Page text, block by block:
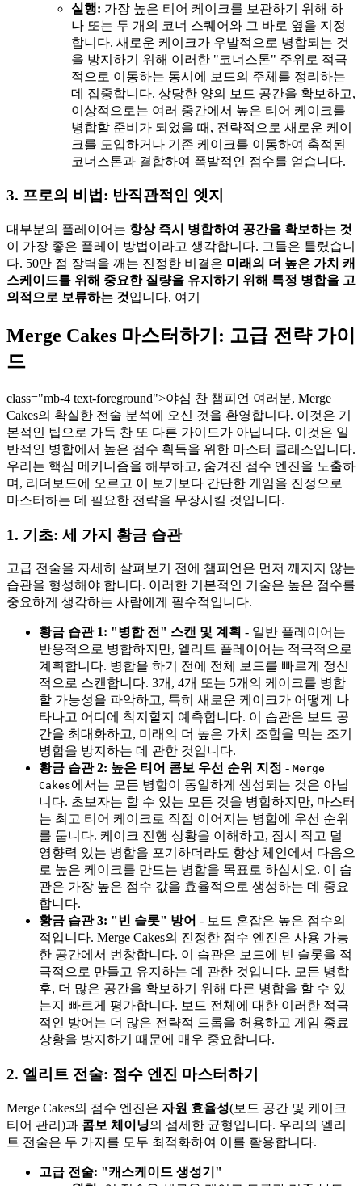
실행: 가장 높은 티어 케이크를 보관하기 위해 하
나 또는 두 개의 코너 스퀘어와 그 바로 옆을 지정
합니다. 새로운 케이크가 우발적으로 병합되는 것
을 방지하기 위해 이러한 "코너스톤" 주위로 적극
적으로 이동하는 동시에 보드의 주체를 정리하는
데 집중합니다. 상당한 양의 보드 공간을 확보하고,
이상적으로는 여러 중간에서 높은 티어 케이크를
병합할 준비가 되었을 때, 전략적으로 새로운 케이
크를 도입하거나 기존 케이크를 이동하여 축적된
코너스톤과 결합하여 폭발적인 점수를 얻습니다.
3. 프로의 비법: 반직관적인 엣지
대부분의 플레이어는 항상 즉시 병합하여 공간을 확보하는 것
이 가장 좋은 플레이 방법이라고 생각합니다. 그들은 틀렸습니
다. 50만 점 장벽을 깨는 진정한 비결은 미래의 더 높은 가치 캐
스케이드를 위해 중요한 질량을 유지하기 위해 특정 병합을 고
의적으로 보류하는 것입니다. 여기
Merge Cakes 마스터하기: 고급 전략 가이
드
class="mb-4 text-foreground">야심 찬 챔피언 여러분, Merge
Cakes의 확실한 전술 분석에 오신 것을 환영합니다. 이것은 기
본적인 팁으로 가득 찬 또 다른 가이드가 아닙니다. 이것은 일
반적인 병합에서 높은 점수 획득을 위한 마스터 클래스입니다.
우리는 핵심 메커니즘을 해부하고, 숨겨진 점수 엔진을 노출하
며, 리더보드에 오르고 이 보기보다 간단한 게임을 진정으로
마스터하는 데 필요한 전략을 무장시킬 것입니다.
1. 기초: 세 가지 황금 습관
고급 전술을 자세히 살펴보기 전에 챔피언은 먼저 깨지지 않는
습관을 형성해야 합니다. 이러한 기본적인 기술은 높은 점수를
중요하게 생각하는 사람에게 필수적입니다.
황금 습관 1: "병합 전" 스캔 및 계획 - 일반 플레이어는
반응적으로 병합하지만, 엘리트 플레이어는 적극적으로
계획합니다. 병합을 하기 전에 전체 보드를 빠르게 정신
적으로 스캔합니다. 3개, 4개 또는 5개의 케이크를 병합
할 가능성을 파악하고, 특히 새로운 케이크가 어떻게 나
타나고 어디에 착지할지 예측합니다. 이 습관은 보드 공
간을 최대화하고, 미래의 더 높은 가치 조합을 막는 조기
병합을 방지하는 데 관한 것입니다.
황금 습관 2: 높은 티어 콤보 우선 순위 지정 - Merge
Cakes에서는 모든 병합이 동일하게 생성되는 것은 아닙
니다. 초보자는 할 수 있는 모든 것을 병합하지만, 마스터
는 최고 티어 케이크로 직접 이어지는 병합에 우선 순위
를 둡니다. 케이크 진행 상황을 이해하고, 잠시 작고 덜
영향력 있는 병합을 포기하더라도 항상 체인에서 다음으
로 높은 케이크를 만드는 병합을 목표로 하십시오. 이 습
관은 가장 높은 점수 값을 효율적으로 생성하는 데 중요
합니다.
황금 습관 3: "빈 슬롯" 방어 - 보드 혼잡은 높은 점수의
적입니다. Merge Cakes의 진정한 점수 엔진은 사용 가능
한 공간에서 번창합니다. 이 습관은 보드에 빈 슬롯을 적
극적으로 만들고 유지하는 데 관한 것입니다. 모든 병합
후, 더 많은 공간을 확보하기 위해 다른 병합을 할 수 있
는지 빠르게 평가합니다. 보드 전체에 대한 이러한 적극
적인 방어는 더 많은 전략적 드롭을 허용하고 게임 종료
상황을 방지하기 때문에 매우 중요합니다.
2. 엘리트 전술: 점수 엔진 마스터하기
Merge Cakes의 점수 엔진은 자원 효율성(보드 공간 및 케이크
티어 관리)과 콤보 체이닝의 섬세한 균형입니다. 우리의 엘리
트 전술은 두 가지를 모두 최적화하여 이를 활용합니다.
고급 전술: "캐스케이드 생성기"